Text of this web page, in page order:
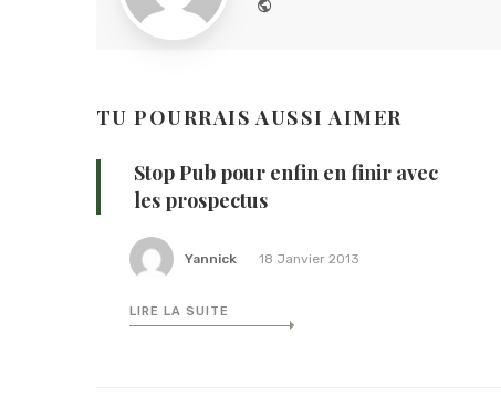
TU POURRAIS AUSSI AIMER
Stop Pub pour enfin en finir avec
les prospectus
Yannick 18 Janvier 2013
LIRE LA SUITE